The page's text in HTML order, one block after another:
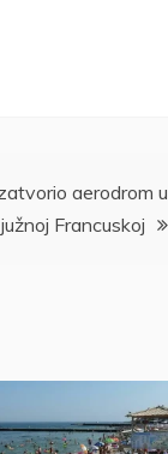
aerodrom u
južnoj Francuskoj